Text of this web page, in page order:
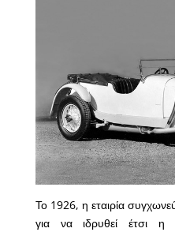
Το 1926, η εταιρία
για να ιδρυθεί έτσι